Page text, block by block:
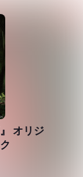
オリジ